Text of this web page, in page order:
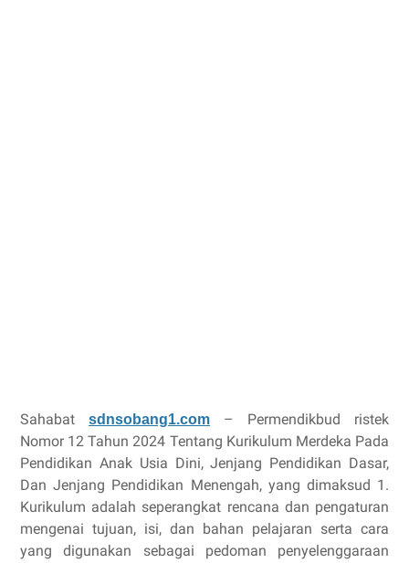
Sahabat sdnsobang1.com – Permendikbud ristek
Nomor 12 Tahun 2024 Tentang Kurikulum Merdeka Pada
Pendidikan Anak Usia Dini, Jenjang Pendidikan Dasar,
Dan Jenjang Pendidikan Menengah, yang dimaksud 1.
Kurikulum adalah seperangkat rencana dan pengaturan
mengenai tujuan, isi, dan bahan pelajaran serta cara
yang digunakan sebagai pedoman penyelenggaraan